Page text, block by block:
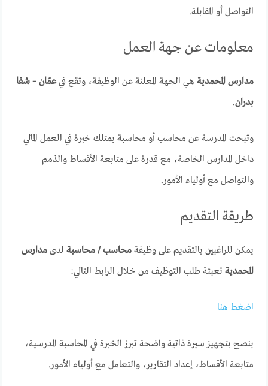
التواصل أو المقابلة.
معلومات عن جهة العمل
مدارس المحمدية هي الجهة المعلنة عن الوظيفة، وتقع فيعمّان – شفا
بدران.
وتبحث المدرسة عن محاسب أو محاسبة يمتلك خبرة في العمل المالي
داخل المدارس الخاصة، مع قدرة على متابعة الأقساط والذمم
والتواصل مع أولياء الأمور.
طريقة التقديم
يمكن للراغبين بالتقديم على وظيفةمحاسب / محاسبة لدىمدارس
المحمدية تعبئة طلب التوظيف من خلال الرابط التالي:
اضغط هنا
ينصح بتجهيز سيرة ذاتية واضحة تبرز الخبرة في المحاسبة المدرسية،
متابعة الأقساط، إعداد التقارير، والتعامل مع أولياء الأمور.